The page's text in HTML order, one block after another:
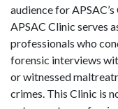
audience for
APSAC Clinic serves
professionals who
forensic interviews
or witnessed
crimes. This Clinic is